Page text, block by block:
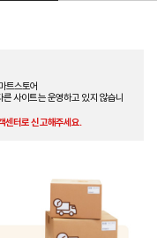
트스토어
사이트는 운영하고 있지 않습니
센터로 신고해주세요.